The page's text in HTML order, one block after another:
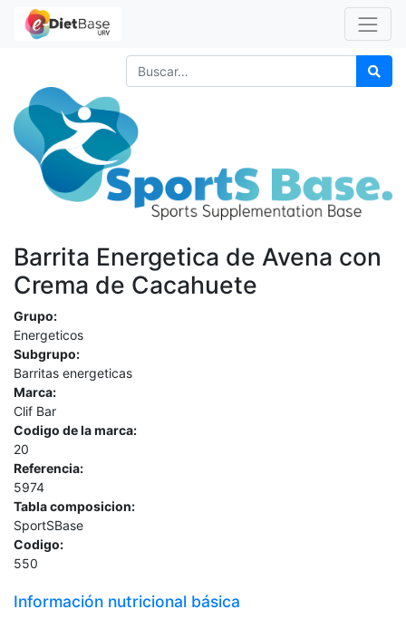
Barrita Energetica de Avena con
Crema de Cacahuete
Grupo:
Energeticos
Subgrupo:
Barritas energeticas
Marca:
Clif Bar
Codigo de la marca:
20
Referencia:
5974
Tabla composicion:
SportSBase
Codigo:
550
Información nutricional básica